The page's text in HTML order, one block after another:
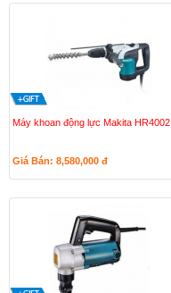
Máy khoan động lực Makita HR4002
Giá Bán: 8,580,000 đ